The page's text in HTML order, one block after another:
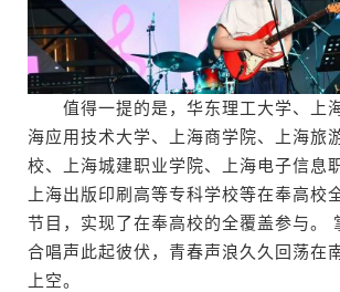
值得一提的是，华东理工大学、上
海应用技术大学、上海商学院、上海旅
校、上海城建职业学院、上海电子信息
上海出版印刷高等专科学校等在奉高校
节目，实现了在奉高校的全覆盖参与。
合唱声此起彼伏，青春声浪久久回荡在
上空。